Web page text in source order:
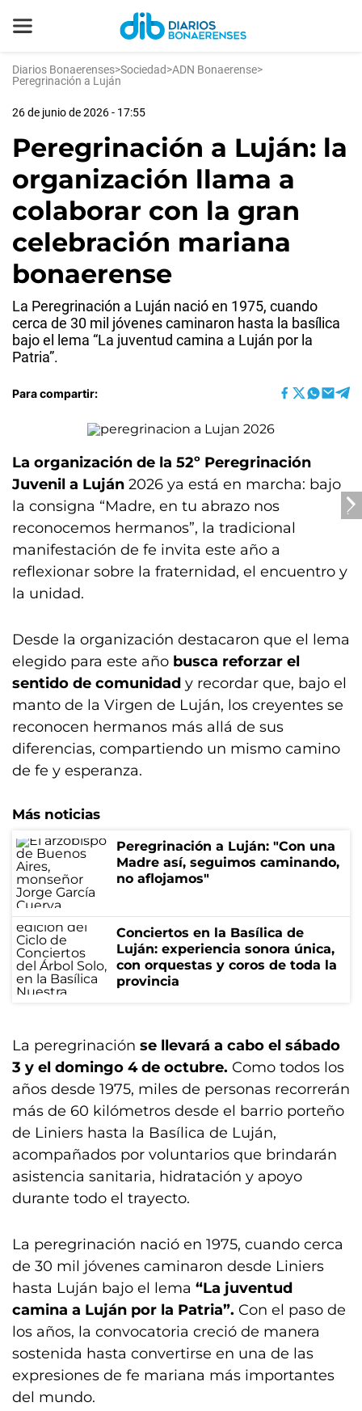
Diarios Bonaerenses>Sociedad>ADN Bonaerense>
Peregrinación a Luján
26 de junio de 2026 - 17:55
Peregrinación a Luján: la
organización llama a
colaborar con la gran
celebración mariana
bonaerense
La Peregrinación a Luján nació en 1975, cuando
cerca de 30 mil jóvenes caminaron hasta la basílica
bajo el lema “La juventud camina a Luján por la
Patria”.
Para compartir:
La organización de la 52º Peregrinación
Juvenil a Luján 2026 ya está en marcha: bajo
la consigna “Madre, en tu abrazo nos
reconocemos hermanos”, la tradicional
manifestación de fe invita este año a
reflexionar sobre la fraternidad, el encuentro y
la unidad.
Desde la organización destacaron que el lema
elegido para este año busca reforzar el
sentido de comunidad y recordar que, bajo el
manto de la Virgen de Luján, los creyentes se
reconocen hermanos más allá de sus
diferencias, compartiendo un mismo camino
de fe y esperanza.
Más noticias
Peregrinación a Luján: "Con una
Madre así, seguimos caminando,
no aflojamos"
Conciertos en la Basílica de
Luján: experiencia sonora única,
con orquestas y coros de toda la
provincia
La peregrinación se llevará a cabo el sábado
3 y el domingo 4 de octubre. Como todos los
años desde 1975, miles de personas recorrerán
más de 60 kilómetros desde el barrio porteño
de Liniers hasta la Basílica de Luján,
acompañados por voluntarios que brindarán
asistencia sanitaria, hidratación y apoyo
durante todo el trayecto.
La peregrinación nació en 1975, cuando cerca
de 30 mil jóvenes caminaron desde Liniers
hasta Luján bajo el lema “La juventud
camina a Luján por la Patria”. Con el paso de
los años, la convocatoria creció de manera
sostenida hasta convertirse en una de las
expresiones de fe mariana más importantes
del mundo.